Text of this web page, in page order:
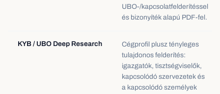
UBO-/kapcsolatfelderítéssel
és bizonyíték alapú PDF-fel.
KYB / UBO Deep Research
Cégprofil plusz tényleges
tulajdonos felderítés:
igazgatók, tisztségviselők,
kapcsolódó szervezetek és
a kapcsolódó személyek